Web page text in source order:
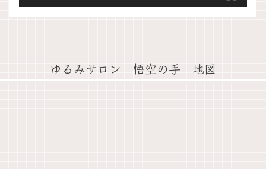
ゆるみサロン 悟空の手 地図